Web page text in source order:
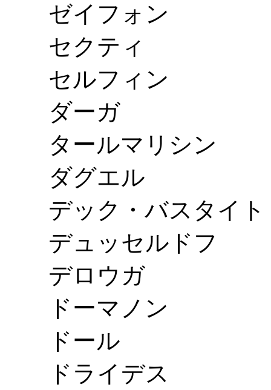
ゼイフォン
セクティ
セルフィン
ダーガ
タールマリシン
ダグエル
デック・バスタイト
デュッセルドフ
デロウガ
ドーマノン
ドール
ドライデス